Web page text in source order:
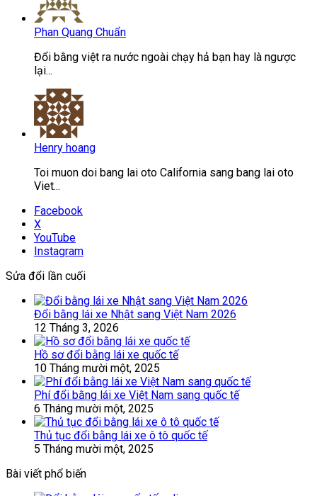
Phan Quang Chuẩn
Đổi bằng việt ra nước ngoài chạy hả bạn hay là ngược
lại...
Henry hoang
Toi muon doi bang lai oto California sang bang lai oto
Viet...
Facebook
X
YouTube
Instagram
Sửa đổi lần cuối
Đổi bằng lái xe Nhật sang Việt Nam 2026
12 Tháng 3, 2026
Hồ sơ đổi bằng lái xe quốc tế
10 Tháng mười một, 2025
Phí đổi bằng lái xe Việt Nam sang quốc tế
6 Tháng mười một, 2025
Thủ tục đổi bằng lái xe ô tô quốc tế
5 Tháng mười một, 2025
Bài viết phổ biến